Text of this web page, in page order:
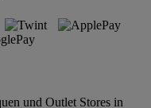
und Outlet Stores in